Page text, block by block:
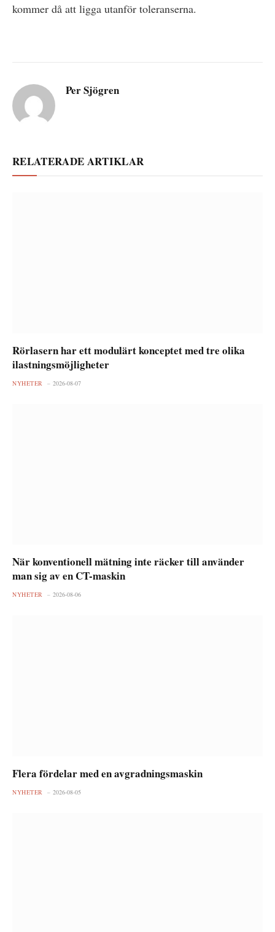
kommer då att ligga utanför toleranserna.
Per Sjögren
RELATERADE ARTIKLAR
Rörlasern har ett modulärt konceptet med tre olika
ilastningsmöjligheter
NYHETER 2026-08-07
När konventionell mätning inte räcker till använder
man sig av en CT-maskin
NYHETER 2026-08-06
Flera fördelar med en avgradningsmaskin
NYHETER 2026-08-05